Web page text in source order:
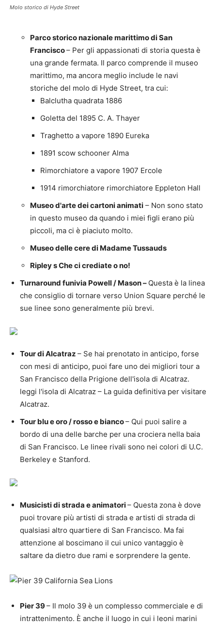
Molo storico di Hyde Street
Parco storico nazionale marittimo di San
Francisco– Per gli appassionati di storia questa è
una grande fermata. Il parco comprende il museo
marittimo, ma ancora meglio include le navi
storiche del molo di Hyde Street, tra cui:
Balclutha quadrata 1886
Goletta del 1895 C. A. Thayer
Traghetto a vapore 1890 Eureka
1891 scow schooner Alma
Rimorchiatore a vapore 1907 Ercole
1914 rimorchiatore rimorchiatore Eppleton Hall
Museo d'arte dei cartoni animati – Non sono stato
in questo museo da quando i miei figli erano più
piccoli, ma ci è piaciuto molto.
Museo delle cere di Madame Tussauds
Ripley s Che ci crediate o no!
Turnaround funivia Powell / Mason – Questa è la linea
che consiglio di tornare verso Union Square perché le
sue linee sono generalmente più brevi.
Tour di Alcatraz – Se hai prenotato in anticipo, forse
con mesi di anticipo, puoi fare uno dei migliori tour a
San Francisco della Prigione dell'isola di Alcatraz.
leggi l'isola di Alcatraz – La guida definitiva per visitare
Alcatraz.
Tour blu e oro / rosso e bianco– Qui puoi salire a
bordo di una delle barche per una crociera nella baia
di San Francisco. Le linee rivali sono nei colori di U.C.
Berkeley e Stanford.
Musicisti di strada e animatori– Questa zona è dove
puoi trovare più artisti di strada e artisti di strada di
qualsiasi altro quartiere di San Francisco. Ma fai
attenzione al boscimano il cui unico vantaggio è
saltare da dietro due rami e sorprendere la gente.
Pier 39– Il molo 39 è un complesso commerciale e di
intrattenimento. È anche il luogo in cui i leoni marini